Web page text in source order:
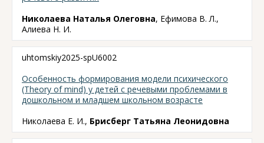
Николаева Наталья Олеговна, Ефимова В. Л.,
Алиева Н. И.
uhtomskiy2025-spU6002
Особенность формирования модели психического
(Theory of mind) у детей с речевыми проблемами в
дошкольном и младшем школьном возрасте
Николаева Е. И., Брисберг Татьяна Леонидовна